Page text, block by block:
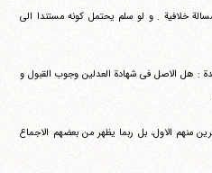
خلافیة . و لو سلم یحتمل کونه مستندا الی
: هل الاصل فی شهادة العدلین وجوب القبول و
منهم الاول، بل ربما یظهر من بعضهم الاجماع